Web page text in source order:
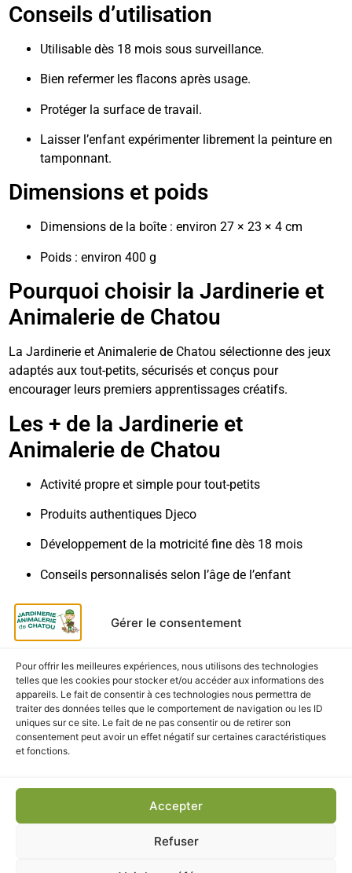
Gérer le consentement
Pour offrir les meilleures expériences, nous utilisons des technologies
telles que les cookies pour stocker et/ou accéder aux informations des
appareils. Le fait de consentir à ces technologies nous permettra de
traiter des données telles que le comportement de navigation ou les ID
uniques sur ce site. Le fait de ne pas consentir ou de retirer son
consentement peut avoir un effet négatif sur certaines caractéristiques
et fonctions.
Accepter
Refuser
Conseils d’utilisation
Utilisable dès 18 mois sous surveillance.
Bien refermer les flacons après usage.
Protéger la surface de travail.
Laisser l’enfant expérimenter librement la peinture en
tamponnant.
Dimensions et poids
Dimensions de la boîte : environ 27 × 23 × 4 cm
Poids : environ 400 g
Pourquoi choisir la Jardinerie et
Animalerie de Chatou
La Jardinerie et Animalerie de Chatou sélectionne des jeux
adaptés aux tout-petits, sécurisés et conçus pour
encourager leurs premiers apprentissages créatifs.
Les + de la Jardinerie et
Animalerie de Chatou
Activité propre et simple pour tout-petits
Produits authentiques Djeco
Développement de la motricité fine dès 18 mois
Conseils personnalisés selon l’âge de l’enfant
Livraison & retrait
Retrait gratuit en magasin à la Jardinerie et Animalerie
de Chatou
Livraison rapide en France métropolitaine
Emballage soigné
CES PRODUITS POURRAIENT
VOUS INTÉRESSER